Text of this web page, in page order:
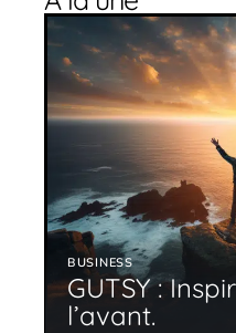
BUSINESS
GUTSY :
l’avant.